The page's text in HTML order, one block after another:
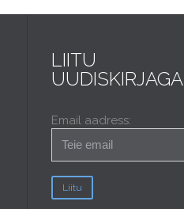
LIITU
UUDISKIRJAGA
Email aadress: